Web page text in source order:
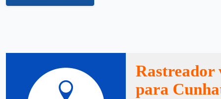
Rastreador
para